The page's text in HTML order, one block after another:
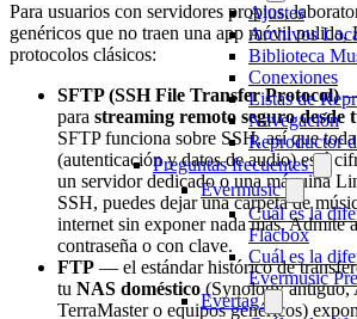
Ajustes
Archivos
Biblioteca
Conexiones
Listas de
Navegación
Reproductor
Preguntas frecuentes
Evermusic
Cuál es la
Flacbox
Cuál es la
Evermusic
Evertag
Para usuarios con servidores propios,
genéricos que no traen una app móvil pulida,
protocolos clásicos:
SFTP (SSH File Transfer Protocol)—
para streaming remoto seguro
SFTP funciona sobre SSH, así que
(autenticación y datos de audio) está
un servidor dedicado o una máquina
SSH, puedes dejar una carpeta de
internet sin exponer nada más. Admite
contraseña o con clave.
FTP — el estándar histórico de
tu NAS doméstico (Synology
TerraMaster o equipos genéricos)